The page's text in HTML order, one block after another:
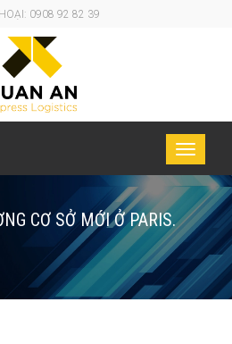
0908 92 82 39
Toggle
CƠ SỞ MỚI Ở PARIS.